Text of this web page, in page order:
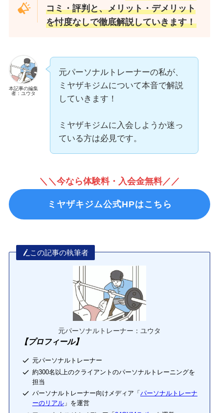
コミ・評判と、メリット・デメリット
を忖度なしで徹底解説していきます！
本記事の編集
者：ユウタ
元パーソナルトレーナーの私が、
ミヤザキジムについて本音で解説
していきます！
ミヤザキジムに入会しようか迷っ
ている方は必見です。
＼＼今なら体験料・入会金無料／／
ミヤザキジム公式HPはこちら
この記事の執筆者
元パーソナルトレーナー：ユウタ
【プロフィール】
元パーソナルトレーナー
約300名以上のクライアントのパーソナルトレーニングを
担当
パーソナルトレーナー向けメディア「 パーソナルトレーナ
ーのリアル」を運営